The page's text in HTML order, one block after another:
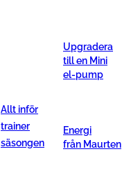
Allt inför
trainer
säsongen
Upgradera
till en Mini
el-pump
Energi
från Maurten